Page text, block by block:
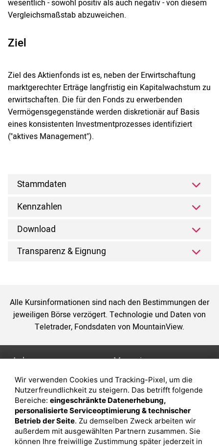
wesentlich - sowohl positiv als auch negativ - von diesem
Vergleichsmaßstab abzuweichen.
Ziel
Ziel des Aktienfonds ist es, neben der Erwirtschaftung
marktgerechter Erträge langfristig ein Kapitalwachstum zu
erwirtschaften. Die für den Fonds zu erwerbenden
Vermögensgegenstände werden diskretionär auf Basis
eines konsistenten Investmentprozesses identifiziert
("aktives Management").
Stammdaten
Kennzahlen
Download
Transparenz & Eignung
Alle Kursinformationen sind nach den Bestimmungen der
jeweiligen Börse verzögert. Technologie und Daten von
Teletrader, Fondsdaten von MountainView.
Anlage
Depot eröffnen
Depot vergleichen
Junior Depot
Top-Seller-Fonds
Magazin
Was sind sind ETFs?
Sparplan Vorteile
Was ist ein Fonds?
Wir verwenden Cookies und Tracking-Pixel, um die
Nutzerfreundlichkeit zu steigern. Das betrifft folgende
Bereiche: eingeschränkte Datenerhebung,
personalisierte Serviceoptimierung & technischer
Betrieb der Seite. Zu demselben Zweck arbeiten wir
außerdem mit ausgewählten Partnern zusammen. Sie
können Ihre freiwillige Zustimmung später jederzeit in